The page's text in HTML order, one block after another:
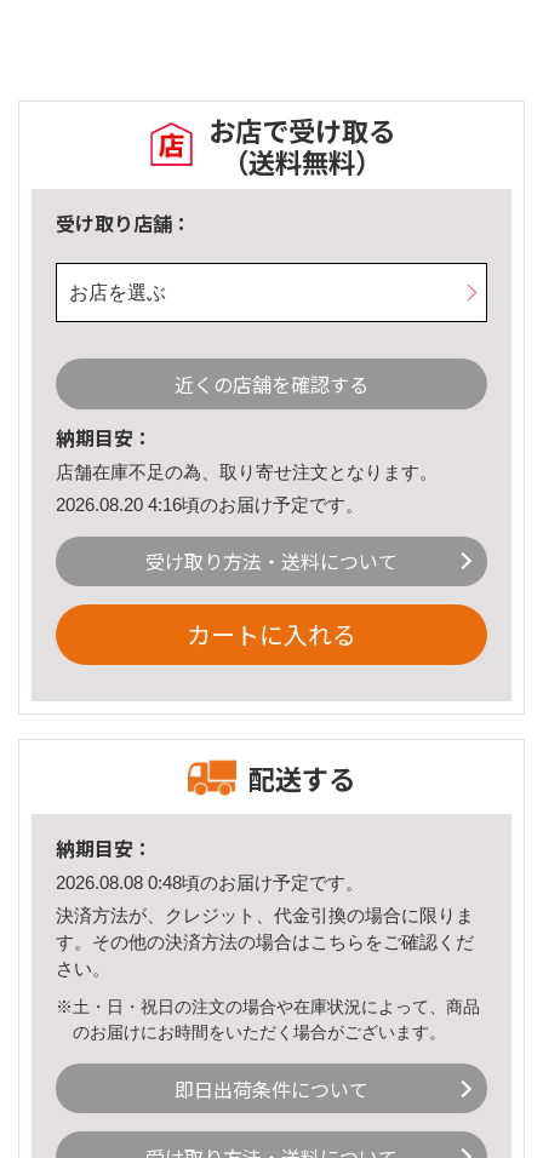
お店で受け取る
（送料無料）
受け取り店舗：
お店を選ぶ
近くの店舗を確認する
納期目安：
店舗在庫不足の為、取り寄せ注文となります。
2026.08.20 4:16頃のお届け予定です。
受け取り方法・送料について
カートに入れる
配送する
納期目安：
2026.08.08 0:48頃のお届け予定です。
決済方法が、クレジット、代金引換の場合に限りま
す。その他の決済方法の場合はこちら をご確認くだ
さい。
※土・日・祝日の注文の場合や在庫状況によって、商品
のお届けにお時間をいただく場合がございます。
即日出荷条件について